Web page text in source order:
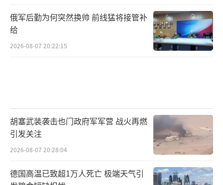
俄军后勤为何突然换帅 前线猛将接管补
给
2026-08-07 20:22:15
胡塞武装袭击也门政府军军营 战火再燃
引发关注
2026-08-07 20:28:04
德国高温已致超1万人死亡 极端天气引